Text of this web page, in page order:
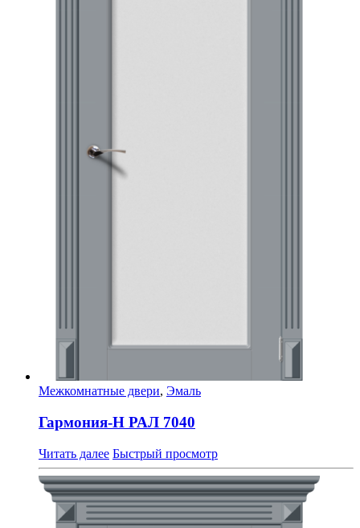
Межкомнатные двери, Эмаль
Гармония-Н РАЛ 7040
Читать далее Быстрый просмотр